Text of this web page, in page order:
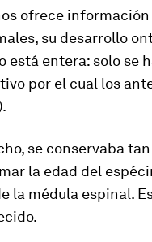
ofrece información
su desarrollo
está entera: solo se
por el cual los
se conservaba
la edad del
la médula espinal.